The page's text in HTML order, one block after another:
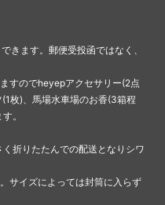
きます。郵便受投函ではなく、
すのでheyepアクセサリー(2点
枚)、馬場水車場のお香(3箱程
。
折りたたんでの配送となりシワ
サイズによっては封筒に入らず